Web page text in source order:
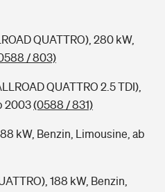
QUATTRO), 280 kW,
/ 803)
QUATTRO 2.5 TDI),
2003(0588 / 831)
kW, Benzin, Limousine, ab
188 kW, Benzin,